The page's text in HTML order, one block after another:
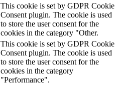
This cookie is set by GDPR Cookie
Consent plugin. The cookie is used
to store the user consent for the
cookies in the category "Other.
This cookie is set by GDPR Cookie
Consent plugin. The cookie is used
to store the user consent for the
cookies in the category
"Performance".